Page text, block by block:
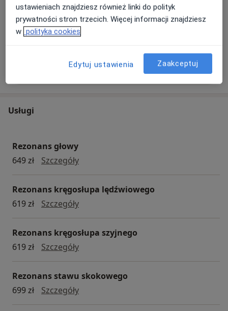
więcejO nas
Nasze specjalizacje
Zobacz więcej
Usługi
Rezonans głowy
649 zł
SzczegółyRezonans głowy
Rezonans kręgosłupa lędźwiowego
619 zł
SzczegółyRezonans kręgosłupa lędźwiowego
Rezonans kręgosłupa szyjnego
619 zł
SzczegółyRezonans kręgosłupa szyjnego
Rezonans stawu skokowego
699 zł
SzczegółyRezonans stawu skokowego
ustawieniach znajdziesz również linki do polityk
prywatności stron trzecich. Więcej informacji znajdziesz
w polityka cookies
Edytuj ustawienia Zaakceptuj